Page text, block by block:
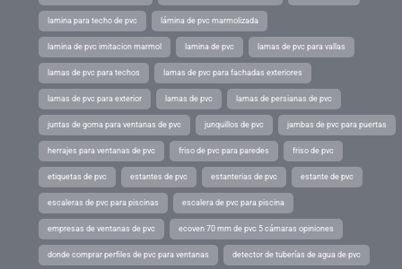
lamina para techo de pvc lámina de pvc marmolizada
lamina de pvc imitacion marmol lamina de pvc lamas de pvc para vallas
lamas de pvc para techos lamas de pvc para fachadas exteriores
lamas de pvc para exterior lamas de pvc lamas de persianas de pvc
juntas de goma para ventanas de pvc junquillos de pvc jambas de pvc para puertas
herrajes para ventanas de pvc friso de pvc para paredes friso de pvc
etiquetas de pvc estantes de pvc estanterias de pvc estante de pvc
escaleras de pvc para piscinas escalera de pvc para piscina
empresas de ventanas de pvc ecoven 70 mm de pvc 5 cámaras opiniones
donde comprar perfiles de pvc para ventanas detector de tuberías de agua de pvc